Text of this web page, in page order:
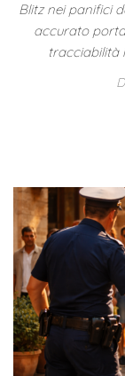
Blitz nei panifici
accurato
tracciabilità